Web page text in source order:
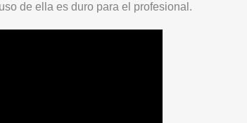
de ella es duro para el profesional.